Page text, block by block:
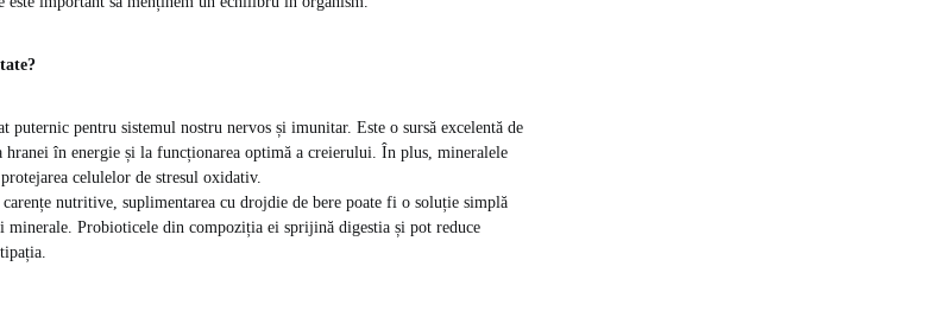
puternic pentru sistemul nostru nervos și imunitar. Este o sursă excelentă de
hranei în energie și la funcționarea optimă a creierului. În plus, mineralele
celulelor de stresul oxidativ.
carențe nutritive, suplimentarea cu drojdie de bere poate fi o soluție simplă
minerale. Probioticele din compoziția ei sprijină digestia și pot reduce